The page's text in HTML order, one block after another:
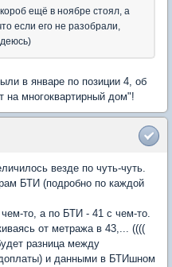
ещё в ноябре стоял, а
если его не разобрали,
в январе по позиции 4, об
на многоквартирный дом"!
везде по чуть-чуть.
БТИ (подробно по каждой
то, а по БТИ - 41 с чем-то.
от метража в 43,... ((((
разница между
и данными в БТИшном